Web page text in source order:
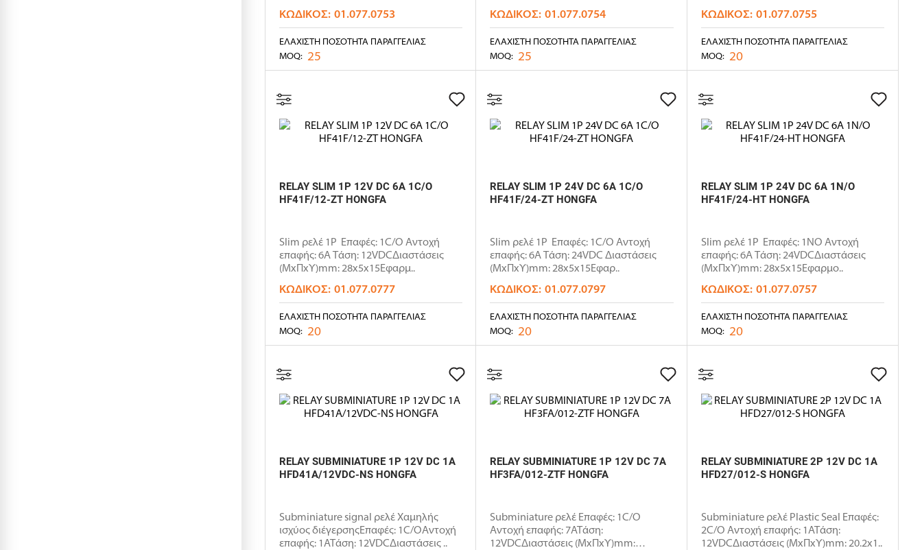
ΚΩΔΙΚΌΣ: 01.077.0753
ΕΛΆΧΙΣΤΗ ΠΟΣΌΤΗΤΑ ΠΑΡΑΓΓΕΛΊΑΣ
MOQ: 25
ΚΩΔΙΚΌΣ: 01.077.0754
ΕΛΆΧΙΣΤΗ ΠΟΣΌΤΗΤΑ ΠΑΡΑΓΓΕΛΊΑΣ
MOQ: 25
ΚΩΔΙΚΌΣ: 01.077.0755
ΕΛΆΧΙΣΤΗ ΠΟΣΌΤΗΤΑ ΠΑΡΑΓΓΕΛΊΑΣ
MOQ: 20
RELAY SLIM 1P 12V DC 6A 1C/O
HF41F/12-ZT HONGFA
Slim ρελέ 1P Επαφές: 1C/O Αντοχή
επαφής: 6Α Τάση: 12VDCΔιαστάσεις
(ΜxΠxΥ)mm: 28x5x15Εφαρμ..
ΚΩΔΙΚΌΣ: 01.077.0777
ΕΛΆΧΙΣΤΗ ΠΟΣΌΤΗΤΑ ΠΑΡΑΓΓΕΛΊΑΣ
MOQ: 20
RELAY SLIM 1P 24V DC 6A 1C/O
HF41F/24-ZT HONGFA
Slim ρελέ 1P Επαφές: 1C/O Αντοχή
επαφής: 6Α Τάση: 24VDC Διαστάσεις
(ΜxΠxΥ)mm: 28x5x15Εφαρ..
ΚΩΔΙΚΌΣ: 01.077.0797
ΕΛΆΧΙΣΤΗ ΠΟΣΌΤΗΤΑ ΠΑΡΑΓΓΕΛΊΑΣ
MOQ: 20
RELAY SLIM 1P 24V DC 6A 1N/O
HF41F/24-HT HONGFA
Slim ρελέ 1P Επαφές: 1NO Αντοχή
επαφής: 6Α Τάση: 24VDCΔιαστάσεις
(ΜxΠxΥ)mm: 28x5x15Εφαρμο..
ΚΩΔΙΚΌΣ: 01.077.0757
ΕΛΆΧΙΣΤΗ ΠΟΣΌΤΗΤΑ ΠΑΡΑΓΓΕΛΊΑΣ
MOQ: 20
RELAY SUBMINIATURE 1P 12V DC 1A
HFD41A/12VDC-NS HONGFA
Subminiature signal ρελέ Χαμηλής
ισχύος διέγερσηςΕπαφές: 1C/OΑντοχή
επαφής: 1ΑΤάση: 12VDCΔιαστάσεις ..
RELAY SUBMINIATURE 1P 12V DC 7A
HF3FA/012-ZTF HONGFA
Subminiature ρελέ Επαφές: 1C/O
Αντοχή επαφής: 7ΑΤάση:
12VDCΔιαστάσεις (ΜxΠxΥ)mm:
RELAY SUBMINIATURE 2P 12V DC 1A
HFD27/012-S HONGFA
Subminiature ρελέ Plastic Seal Επαφές:
2C/O Αντοχή επαφής: 1ΑΤάση:
12VDCΔιαστάσεις (ΜxΠxΥ)mm: 20.2x1..